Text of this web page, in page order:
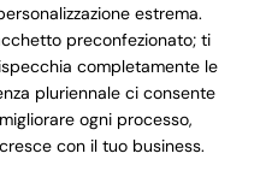
estrema.
preconfezionato; ti
completamente le
pluriennale ci consente
ogni processo,
con il tuo business.